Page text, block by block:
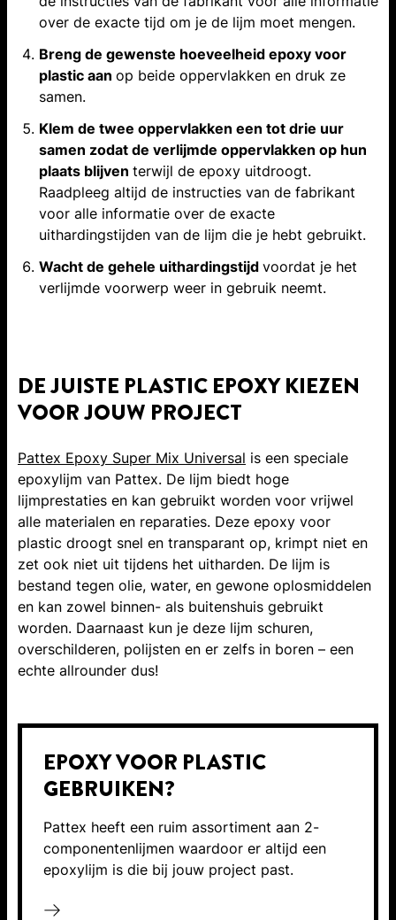
over de exacte tijd om je de lijm moet mengen.
Breng de gewenste hoeveelheid epoxy voor
plastic aan op beide oppervlakken en druk ze
samen.
Klem de twee oppervlakken een tot drie uur
samen zodat de verlijmde oppervlakken op hun
plaats blijven terwijl de epoxy uitdroogt.
Raadpleeg altijd de instructies van de fabrikant
voor alle informatie over de exacte
uithardingstijden van de lijm die je hebt gebruikt.
Wacht de gehele uithardingstijd voordat je het
verlijmde voorwerp weer in gebruik neemt.
DE JUISTE PLASTIC EPOXY KIEZEN
VOOR JOUW PROJECT
Pattex Epoxy Super Mix Universal is een speciale
epoxylijm van Pattex. De lijm biedt hoge
lijmprestaties en kan gebruikt worden voor vrijwel
alle materialen en reparaties. Deze epoxy voor
plastic droogt snel en transparant op, krimpt niet en
zet ook niet uit tijdens het uitharden. De lijm is
bestand tegen olie, water, en gewone oplosmiddelen
en kan zowel binnen- als buitenshuis gebruikt
worden. Daarnaast kun je deze lijm schuren,
overschilderen, polijsten en er zelfs in boren – een
echte allrounder dus!
EPOXY VOOR PLASTIC
GEBRUIKEN?
Pattex heeft een ruim assortiment aan 2-
componentenlijmen waardoor er altijd een
epoxylijm is die bij jouw project past.